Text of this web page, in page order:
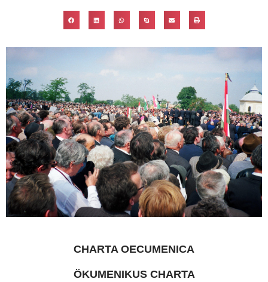
CHARTA OECUMENICA
ÖKUMENIKUS CHARTA